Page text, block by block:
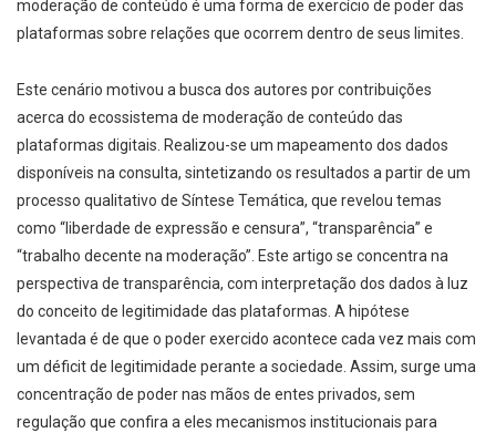
moderação de conteúdo é uma forma de exercício de poder das
plataformas sobre relações que ocorrem dentro de seus limites.
Este cenário motivou a busca dos autores por contribuições
acerca do ecossistema de moderação de conteúdo das
plataformas digitais. Realizou-se um mapeamento dos dados
disponíveis na consulta, sintetizando os resultados a partir de um
processo qualitativo de Síntese Temática, que revelou temas
como “liberdade de expressão e censura”, “transparência” e
“trabalho decente na moderação”. Este artigo se concentra na
perspectiva de transparência, com interpretação dos dados à luz
do conceito de legitimidade das plataformas. A hipótese
levantada é de que o poder exercido acontece cada vez mais com
um déficit de legitimidade perante a sociedade. Assim, surge uma
concentração de poder nas mãos de entes privados, sem
regulação que confira a eles mecanismos institucionais para